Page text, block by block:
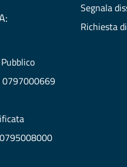
0797000669
Segnala
Richiesta